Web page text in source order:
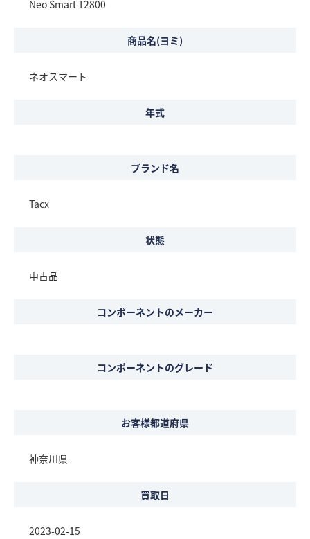
Neo Smart T2800
商品名(ヨミ)
ネオスマート
年式
ブランド名
Tacx
状態
中古品
コンポーネントのメーカー
コンポーネントのグレード
お客様都道府県
神奈川県
買取日
2023-02-15